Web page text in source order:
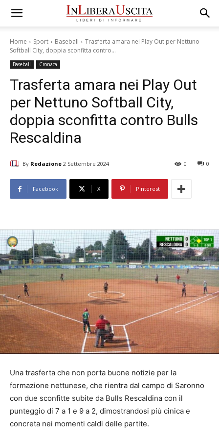
Home Sport Baseball
Trasferta amara nei Play Out per Nettuno
Softball City, doppia sconfitta contro...
Baseball Cronaca
Trasferta amara nei Play Out
per Nettuno Softball City,
doppia sconfitta contro Bulls
Rescaldina
By Redazione 2 Settembre 2024 0
0
Facebook X Pinterest
Una trasferta che non porta buone notizie per la
formazione nettunese, che rientra dal campo di Saronno
con due sconfitte subite da Bulls Rescaldina con il
punteggio di 7 a 1 e 9 a 2, dimostrandosi più cinica e
concreta nei momenti caldi delle partite.